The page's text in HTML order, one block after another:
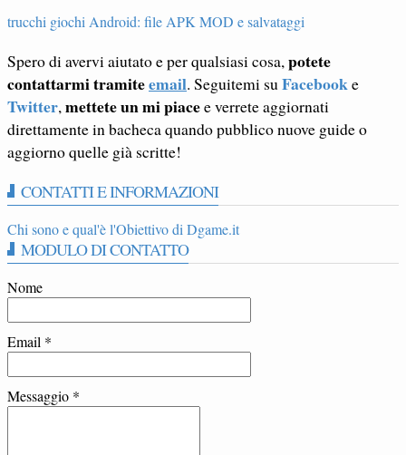
trucchi giochi Android: file APK MOD e salvataggi
Spero di avervi aiutato e per qualsiasi cosa, potete
contattarmi tramiteemail. Seguitemi su Facebooke
Twitter, mettete un mi piacee verrete aggiornati
direttamente in bacheca quando pubblico nuove guide o
aggiorno quelle già scritte!
CONTATTI E INFORMAZIONI
Chi sono e qual'è l'Obiettivo di Dgame.it
MODULO DI CONTATTO
Nome
Email *
Messaggio *